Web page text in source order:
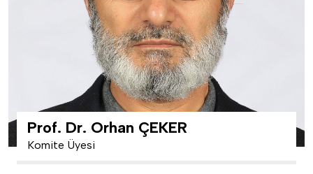
Prof. Dr. Orhan ÇEKER
Komite Üyesi